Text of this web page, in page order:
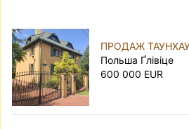
ПРОДАЖ
Польша Ґлівіце
600 000 EUR